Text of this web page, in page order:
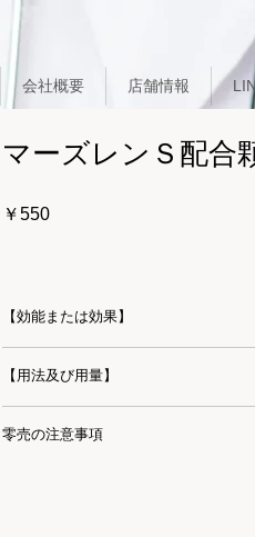
会社概要 店舗情報
マーズレンＳ配合
￥550価
【効能または効果】
【用法及び用量】
零売の注意事項